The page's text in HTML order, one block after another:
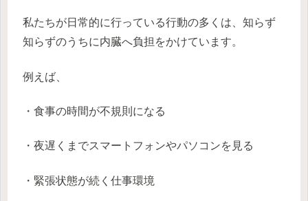
私たちが日常的に行っている行動の多くは、知らず
知らずのうちに内臓へ負担をかけています。
例えば、
・食事の時間が不規則になる
・夜遅くまでスマートフォンやパソコンを見る
・緊張状態が続く仕事環境